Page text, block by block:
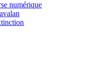
numérique